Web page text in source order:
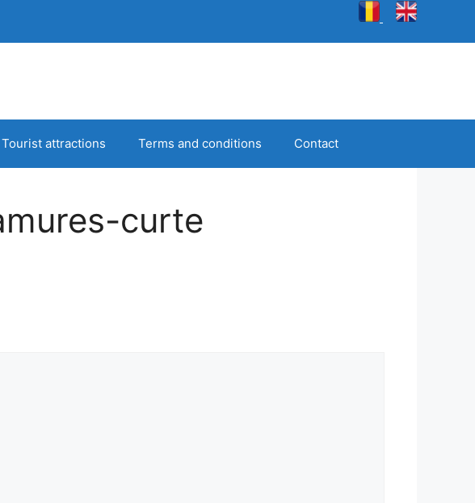
Tourist attractions Terms and conditions Contact
curte